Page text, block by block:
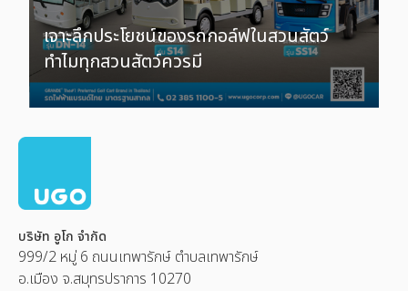
เจาะลึกประโยชน์ของรถกอล์ฟในสวนสัตว์
ทำไมทุกสวนสัตว์ควรมี
บริษัท อูโก จำกัด
999/2 หมู่ 6 ถนนเทพารักษ์ ตำบลเทพารักษ์
อ.เมือง จ.สมุทรปราการ 10270